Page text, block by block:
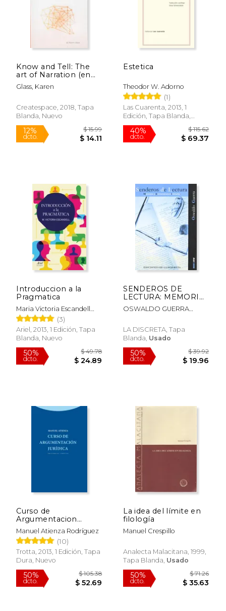
Know and Tell: The
art of Narration (en
Inglés)
Glass, Karen
Createspace, 2018, Tapa
Blanda, Nuevo
dcto.
Estetica
Theodor W. Adorno
(1)
Las Cuarenta, 2013, 1
Edición, Tapa Blanda,
Nuevo
dcto.
Introduccion a la
Pragmatica
Maria Victoria Escandell
Vidal
(3)
Ariel, 2013, 1 Edición, Tapa
Blanda, Nuevo
50%
dcto. $ 24.89
SENDEROS DE
LECTURA: MEMORIA
Y HERMENEUTICA
LITERARIA
OSWALDO GUERRA
LA DISCRETA, Tapa
Blanda, Usado
50%
dcto.
Curso de
Argumentacion
Juridica
Manuel Atienza Rodríguez
(10)
Trotta, 2013, 1 Edición, Tapa
Dura, Nuevo
La idea del límite en
filología
Manuel Crespillo
Analecta Malacitana, 1999,
Tapa Blanda, Usado